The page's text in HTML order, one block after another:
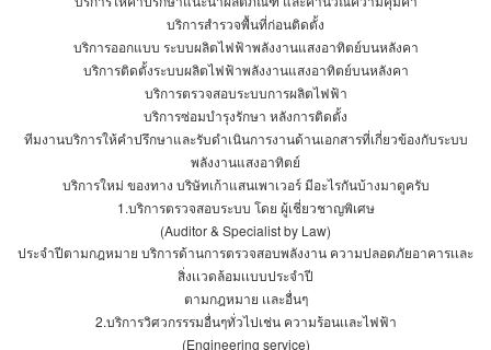
บริการสำรวจพื้นที่ก่อนติดตั้ง
บริการออกแบบ ระบบผลิตไฟฟ้าพลังงานแสงอาทิตย์บนหลังคา
บริการติดตั้งระบบผลิตไฟฟ้าพลังงานแสงอาทิตย์บนหลังคา
บริการตรวจสอบระบบการผลิตไฟฟ้า
บริการซ่อมบำรุงรักษา หลังการติดตั้ง
ทีมงานบริการให้คำปรึกษาและรับดำเนินการงานด้านเอกสารที่เกี่ยวข้องกับระบบ
พลังงานแสงอาทิตย์
บริการใหม่ ของทาง บริษัทเก้าแสนเพาเวอร์ มีอะไรกันบ้างมาดูครับ
1.บริการตรวจสอบระบบ โดย ผู้เชี่ยวชาญพิเศษ
(Auditor & Specialist by Law)
ประจำปีตามกฎหมาย บริการด้านการตรวจสอบพลังงาน ความปลอดภัยอาคารเเละ
สิ่งเเวดล้อมเเบบประจำปี
ตามกฎหมาย เเละอื่นๆ
2.บริการวิศวกรรรมอื่นๆทั่วไปเช่น ความร้อนเเละไฟฟ้า
(Engineering service)